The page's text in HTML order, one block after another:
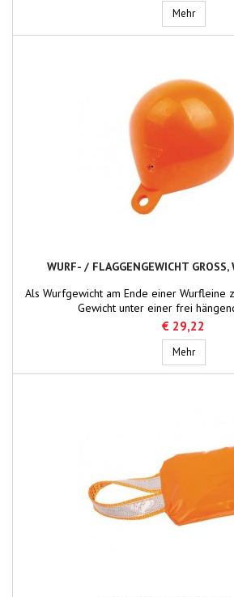
Mehr
WURF- / FLAGGENGEWICHT GROSS,
Als Wurfgewicht am Ende einer Wurfleine
Gewicht unter einer frei
€ 29,22
MehrWurf- /